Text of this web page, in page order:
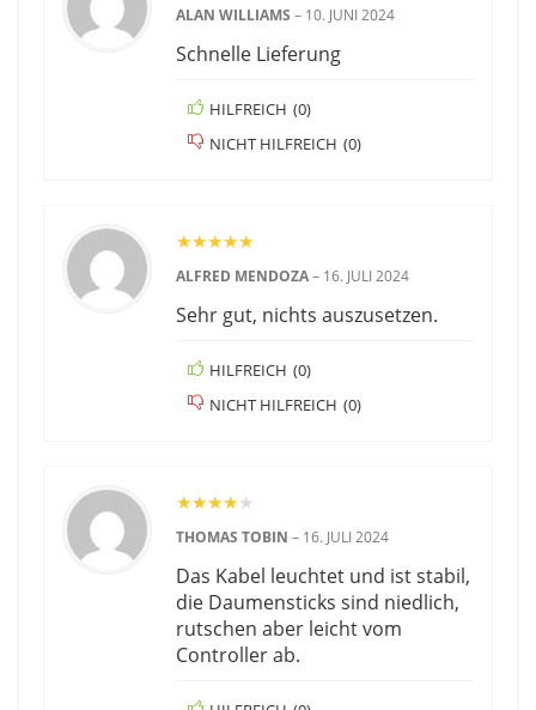
ALAN WILLIAMS – 10. JUNI 2024
Schnelle Lieferung
HILFREICH (0)
NICHT HILFREICH (0)
★★★★★
ALFRED MENDOZA– 16. JULI 2024
Sehr gut, nichts auszusetzen.
HILFREICH (0)
NICHT HILFREICH (0)
★★★★★
THOMAS TOBIN – 16. JULI 2024
Das Kabel leuchtet und ist stabil,
die Daumensticks sind niedlich,
rutschen aber leicht vom
Controller ab.